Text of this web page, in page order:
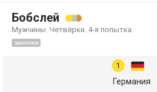
Бобслей
Мужчины. Четвёрки. 4-я попытка
ЗАКОНЧЕН
Германия